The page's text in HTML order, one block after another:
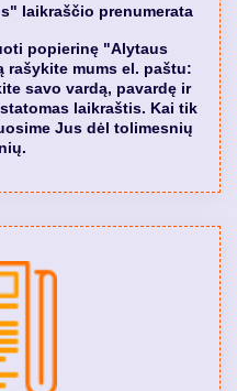
laikraščio prenumerata
popierinę "Alytaus
mums el. paštu:
savo vardą, pavardę ir
laikraštis. Kai tik
Jus dėl tolimesnių